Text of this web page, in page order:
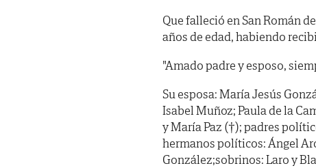
Que falleció en San Román
años de edad, habiendo
"Amado padre y esposo,
Su esposa: María Jesús
Isabel Muñoz; Paula de la
y María Paz (†); padres
hermanos políticos: Ángel
González;sobrinos: Laro y